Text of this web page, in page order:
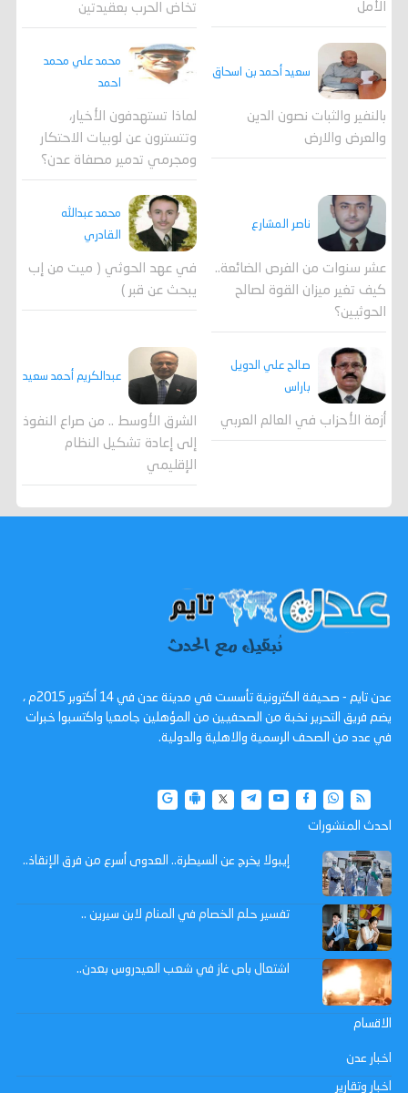
الأمل
تخاض الحرب بعقيدتين
سعيد أحمد بن اسحاق
بالنفير والثبات نصون الدين
والعرض والارض
محمد علي محمد
احمد
لماذا تستهدفون الأخيار،
وتتسترون عن لوبيات الاحتكار
ومجرمي تدمير مصفاة عدن؟
ناصر المشارع
عشر سنوات من الفرص الضائعة..
كيف تغير ميزان القوة لصالح
الحوثيين؟
محمد عبدالله
القادري
في عهد الحوثي ( ميت من إب
يبحث عن قبر )
صالح علي الدويل
باراس
أزمة الأحزاب في العالم العربي
عبدالكريم أحمد سعيد
الشرق الأوسط .. من صراع النفوذ
إلى إعادة تشكيل النظام
الإقليمي
عدن تايم - صحيفة الكترونية تأسست في مدينة عدن في 14 أكتوبر 2015م ،
يضم فريق التحرير نخبة من الصحفيين من المؤهلين جامعيا واكتسبوا خبرات
في عدد من الصحف الرسمية والاهلية والدولية.
احدث المنشورات
إيبولا يخرج عن السيطرة.. العدوى أسرع من فرق الإنقاذ..
تفسير حلم الخصام في المنام لابن سيرين ..
اشتعال باص غاز في شعب العيدروس بعدن..
الاقسام
اخبار عدن
اخبار وتقارير